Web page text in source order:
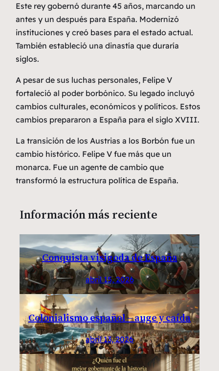
Este rey gobernó durante 45 años, marcando un
antes y un después para España. Modernizó
instituciones y creó bases para el estado actual.
También estableció una dinastía que duraría
siglos.
A pesar de sus luchas personales, Felipe V
fortaleció al poder borbónico. Su legado incluyó
cambios culturales, económicos y políticos. Estos
cambios prepararon a España para el siglo XVIII.
La transición de los Austrias a los Borbón fue un
cambio histórico. Felipe V fue más que un
monarca. Fue un agente de cambio que
transformó la estructura política de España.
Información más reciente
Conquista visigoda de España
abril 15, 2026
Colonialismo español – auge y caída
abril 13, 2026